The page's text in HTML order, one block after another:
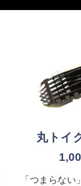
丸トイ
「つまらな